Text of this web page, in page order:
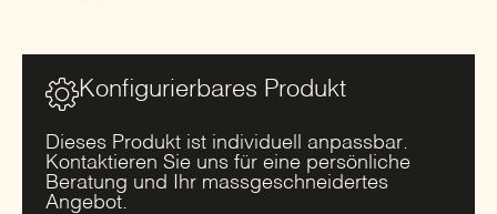
Konfigurierbares Produkt
Dieses Produkt ist individuell anpassbar.
Kontaktieren Sie uns für eine persönliche
Beratung und Ihr massgeschneidertes
Angebot.